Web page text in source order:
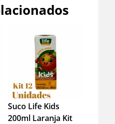
Suco Life Kids
200ml Laranja Kit